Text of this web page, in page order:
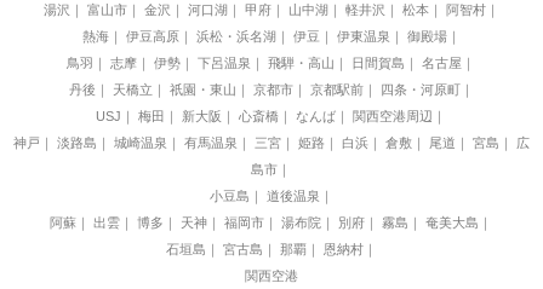
湯沢
富山市 金沢 河口湖 甲府 山中湖 軽井沢 松本
阿智村
熱海
伊豆高原 浜松・浜名湖 伊豆 伊東温泉
御殿場
鳥羽
志摩 伊勢 下呂温泉 飛騨・高山 日間賀島
名古屋
丹後
天橋立 祇園・東山 京都市 京都駅前
四条・河原町
USJ
梅田 新大阪 心斎橋 なんば
関西空港周辺
神戸
淡路島 城崎温泉 有馬温泉 三宮 姫路 白浜 倉敷 尾道 宮島
広
島市
小豆島
道後温泉
阿蘇
出雲 博多 天神 福岡市 湯布院 別府 霧島
奄美大島
石垣島
宮古島 那覇
恩納村
関西空港